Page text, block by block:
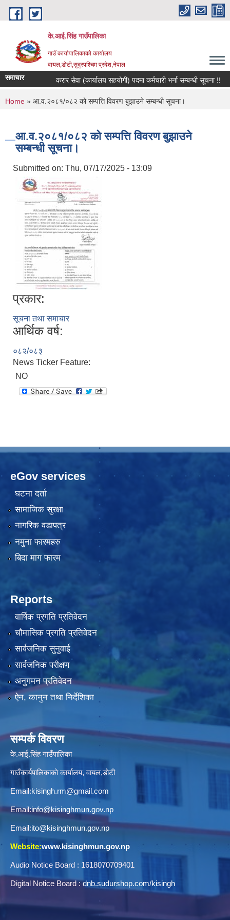
Skip to main content
के.आई.सिंह गाउँपालिका
गाउँ कार्यापालिकाकाे कार्यालय
वायल,डोटी,सुदुरपश्चिम प्रदेश,नेपाल
समाचार करार सेवा (कार्यालय सहयोगी) पदमा कर्मचारी भर्ना सम्बन्धी सूचना !!
You are here
Home » आ.व.२०८१/०८२ को सम्पत्ति विवरण बुझाउने सम्बन्धी सूचना।
आ.व.२०८१/०८२ को सम्पत्ति विवरण बुझाउने
सम्बन्धी सूचना।
Submitted on: Thu, 07/17/2025 - 13:09
प्रकार:
सूचना तथा समाचार
आर्थिक वर्ष:
०८२/०८३
News Ticker Feature:
NO
eGov services
घटना दर्ता
सामाजिक सुरक्षा
नागरिक वडापत्र
नमुना फारमहरु
बिदा माग फारम
Reports
वार्षिक प्रगति प्रतिवेदन
चौमासिक प्रगति प्रतिवेदन
सार्वजनिक सुनुवाई
सार्वजनिक परीक्षण
अनुगमन प्रतिवेदन
ऐन, कानुन तथा निर्देशिका
सम्पर्क विवरण
के.आई.सिंह गाउँपालिका
गाउँकार्यपालिकाकाे कार्यालय, वायल,डाेटी
Email:kisingh.rm@gmail.com
Email:info@kisinghmun.gov.np
Email:ito@kisinghmun.gov.np
Website:www.kisinghmun.gov.np
Audio Notice Board : 1618070709401
Digital Notice Board :dnb.sudurshop.com/kisingh